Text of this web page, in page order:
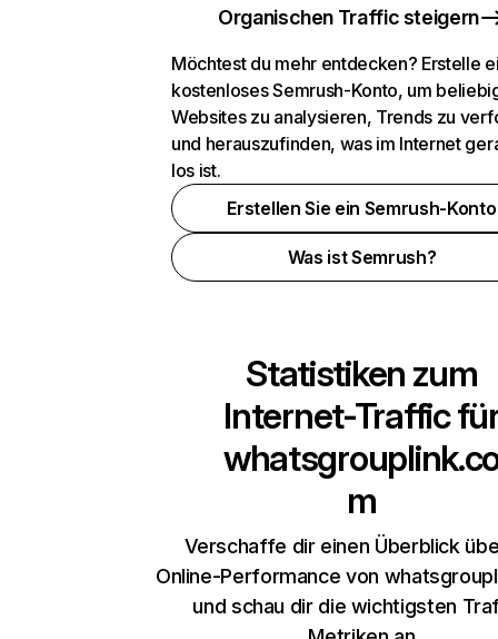
Organischen Traffic steigern
Möchtest du mehr entdecken? Erstelle
kostenloses Semrush-Konto, um
Websites zu analysieren, Trends zu
und herauszufinden, was im Internet
los ist.
Erstellen Sie ein Semrush-Konto
Was ist Semrush?
Statistiken zum
Internet-Traffic
m
Verschaffe dir einen Überblick
Online-Performance von
und schau dir die wichtigsten